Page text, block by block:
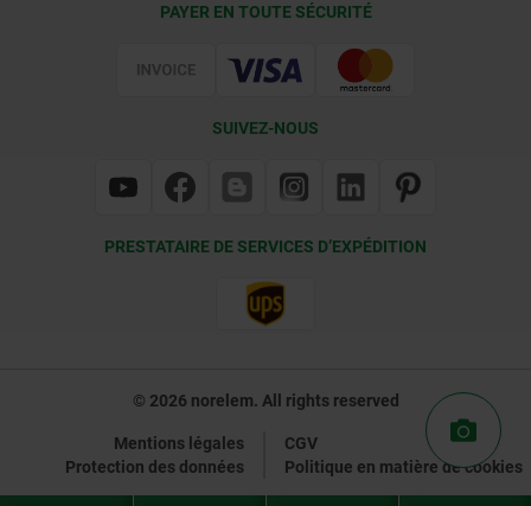
PAYER EN TOUTE SÉCURITÉ
SUIVEZ-NOUS
PRESTATAIRE DE SERVICES D’EXPÉDITION
© 2026 norelem. All rights reserved
Mentions légales
CGV
Protection des données
Politique en matière de cookies